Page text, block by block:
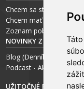
Chcem sa stať realitným
Chcem mať vlastnú
Zoznam pobočiek
NOVINKY Z MÉDIÍ
Blog (Denník N a Trend)
Podcast - Ako začínal
UŽITOČNÉ RADY PRE